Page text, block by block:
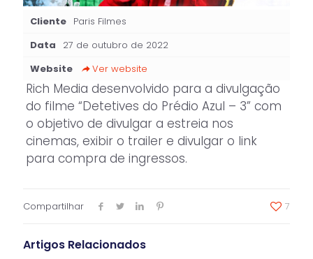
Cliente Paris Filmes
Data
27 de outubro de 2022
Website
Ver website
Rich Media desenvolvido para a divulgação
do filme “Detetives do Prédio Azul – 3” com
o objetivo de divulgar a estreia nos
cinemas, exibir o trailer e divulgar o link
para compra de ingressos.
Compartilhar 7
Artigos Relacionados